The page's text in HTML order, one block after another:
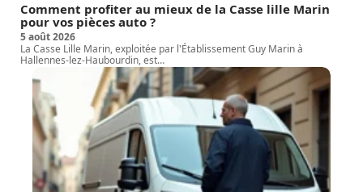
Comment profiter au mieux de la Casse lille Marin
pour vos pièces auto ?
5 août 2026
La Casse Lille Marin, exploitée par l'Établissement Guy Marin à
Hallennes-lez-Haubourdin, est…